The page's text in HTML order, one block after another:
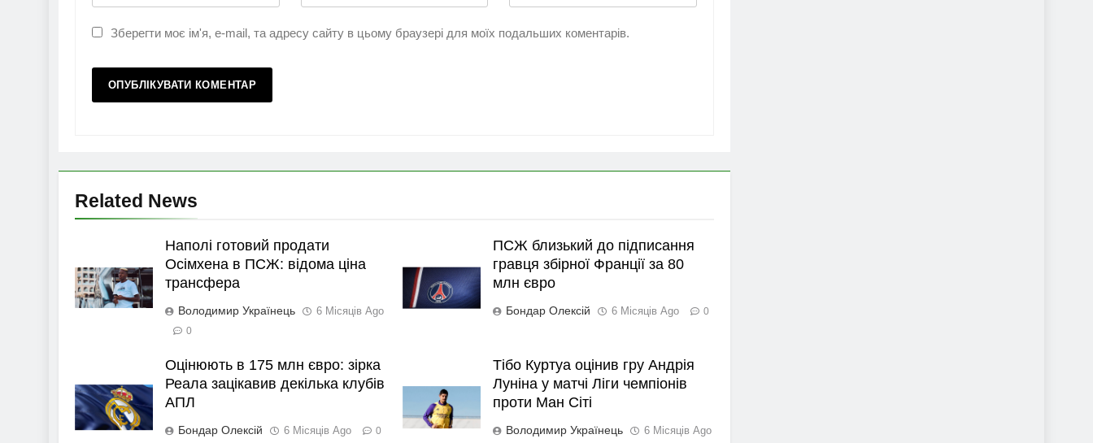
Зберегти моє ім'я, e-mail, та адресу сайту в цьому браузері для моїх подальших коментарів.
Related News
Наполі готовий продати
Осімхена в ПСЖ: відома ціна
трансфера
Володимир Українець 6 Місяців Ago
0
ПСЖ близький до підписання
гравця збірної Франції за 80
млн євро
Бондар Олексій 6 Місяців Ago 0
Оцінюють в 175 млн євро: зірка
Реала зацікавив декілька клубів
АПЛ
Бондар Олексій 6 Місяців Ago 0
Тібо Куртуа оцінив гру Андрія
Луніна у матчі Ліги чемпіонів
проти Ман Сіті
Володимир Українець 6 Місяців Ago